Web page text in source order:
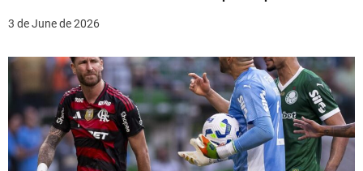
n
3 de June de 2026